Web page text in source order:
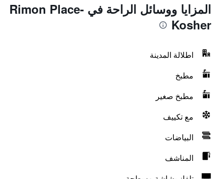
المزايا ووسائل الراحة في Rimon Place-
Kosher
اطلالة المدينة
مطبخ
مطبخ صغير
مع تكييف
البياضات
المناشف